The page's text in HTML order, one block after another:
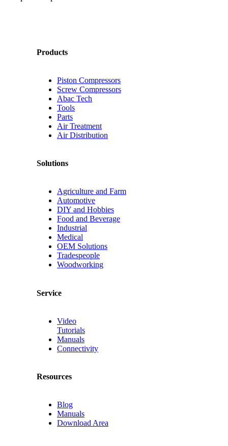
Products
Piston Compressors
Screw Compressors
Abac Tech
Tools
Parts
Air Treatment
Air Distribution
Solutions
Agriculture and Farm
Automotive
DIY and Hobbies
Food and Beverage
Industrial
Medical
OEM Solutions
Tradespeople
Woodworking
Service
Video
Tutorials
Manuals
Connectivity
Resources
Blog
Manuals
Download Area